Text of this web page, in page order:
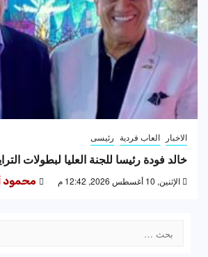
الاخبار العاب فردية رئيسى
خالد فودة رئيسا للجنة العليا لبطولات
الإثنين, 10 أغسطس 2026, 12:42 م محمود
عن: